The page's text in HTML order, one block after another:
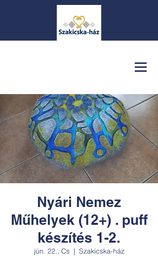
Nyári Nemez
Műhelyek (12+) . puff
készítés 1-2.
jún. 22., Cs
  |
Szakicska-ház